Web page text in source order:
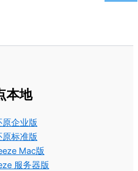
本地
企业版
标准版
Mac版
服务器版